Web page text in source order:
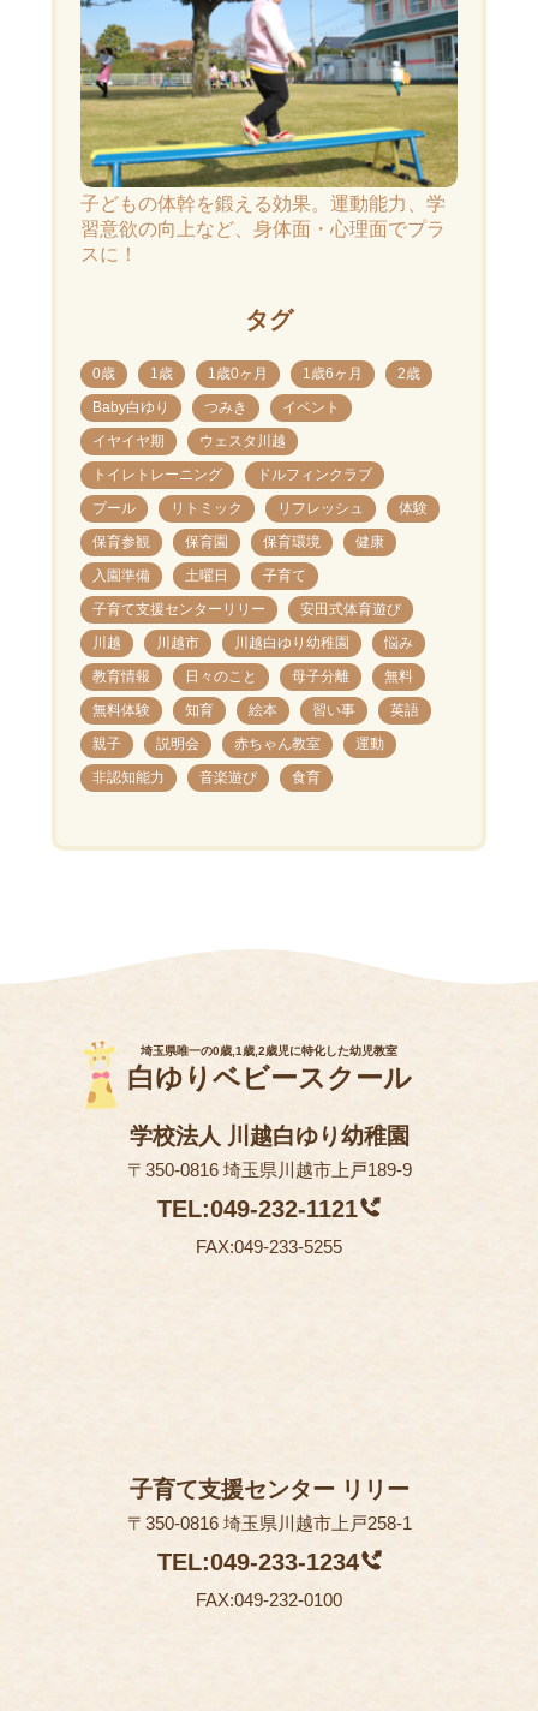
子どもの体幹を鍛える効果。運動能力、学
習意欲の向上など、身体面・心理面でプラ
スに！
タグ
0歳 1歳 1歳0ヶ月 1歳6ヶ月
2歳
Baby白ゆり
つみき
イベント
イヤイヤ期
ウェスタ川越
トイレトレーニング
ドルフィンクラブ
プール
リトミック リフレッシュ
体験
保育参観
保育園 保育環境
健康
入園準備
土曜日
子育て
子育て支援センターリリー
安田式体育遊び
川越
川越市 川越白ゆり幼稚園
悩み
教育情報
日々のこと 母子分離
無料
無料体験
知育 絵本 習い事
英語
親子
説明会 赤ちゃん教室
運動
非認知能力
音楽遊び 食育
埼玉県唯一の0歳,1歳,2歳児に特化した幼児教室
白ゆりベビースクール
学校法人 川越白ゆり幼稚園
〒350-0816 埼玉県川越市上戸189-9
TEL:049-232-1121
FAX:049-233-5255
子育て支援センター リリー
〒350-0816 埼玉県川越市上戸258-1
TEL:049-233-1234
FAX:049-232-0100